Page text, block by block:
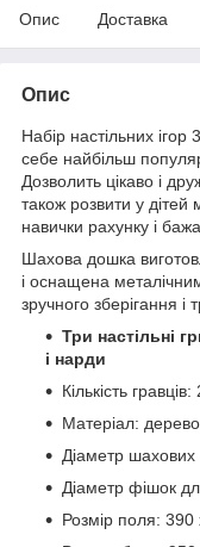
Опис Доставка
Опис
Набір настільних
себе найбільш
Дозволить цікаво і
також розвити у дітей
навички рахунку і
Шахова дошка
і оснащена
зручного зберігання і
Три настільні
і нарди
Кількість гравців:
Матеріал: дерево
Діаметр
Діаметр фішок
Розмір поля: